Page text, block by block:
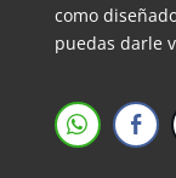
como
puedas darle